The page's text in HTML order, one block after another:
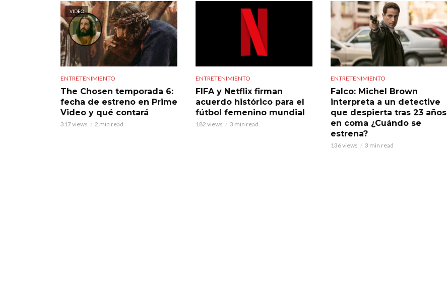
VIDEO
ENTRETENIMIENTO
The Chosen temporada 6:
fecha de estreno en Prime
Video y qué contará
317 views 2 min read
ENTRETENIMIENTO
FIFA y Netflix firman
acuerdo histórico para el
fútbol femenino mundial
182 views 3 min read
ENTRETENIMIENTO
Falco: Michel Brown
interpreta a un detective
que despierta tras 23 años
en coma ¿Cuándo se
estrena?
136 views 3 min read